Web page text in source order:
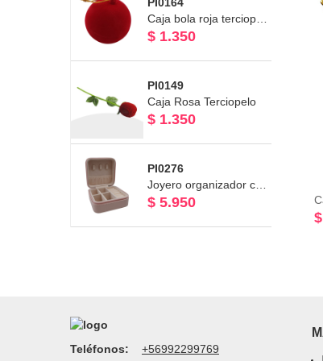
$ 1.350
PI0149
Caja Rosa Terciopelo
$ 1.350
PI0276
$ 5.950
Teléfonos:
+56992299769